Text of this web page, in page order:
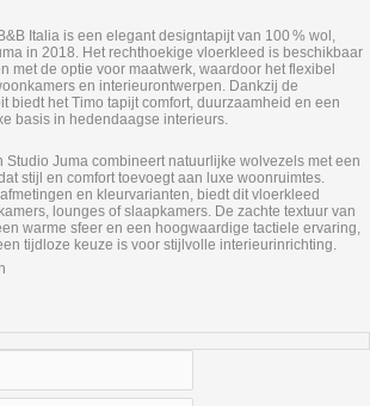
Italia is een elegant designtapijt van 100 % wol,
in 2018. Het rechthoekige vloerkleed is beschikbaar
met de optie voor maatwerk, waardoor het flexibel
en interieurontwerpen. Dankzij de
biedt het Timo tapijt comfort, duurzaamheid en een
basis in hedendaagse interieurs.
Studio Juma combineert natuurlijke wolvezels met een
stijl en comfort toevoegt aan luxe woonruimtes.
en kleurvarianten, biedt dit vloerkleed
lounges of slaapkamers. De zachte textuur van
warme sfeer en een hoogwaardige tactiele ervaring,
tijdloze keuze is voor stijlvolle interieurinrichting.